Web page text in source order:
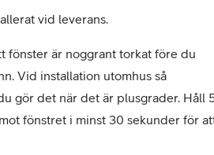
vid leverans.
fönster är noggrant torkat före du
Vid installation utomhus så
gör det när det är plusgrader. Håll
fönstret i minst 30 sekunder för